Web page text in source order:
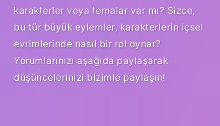
karakterler veya temalar var mı? Sizce,
bu tür büyük eylemler, karakterlerin içsel
evrimlerinde nasıl bir rol oynar?
Yorumlarınızı aşağıda paylaşarak
düşüncelerinizi bizimle paylaşın!